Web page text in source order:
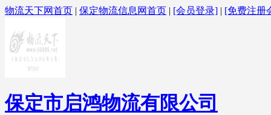
物流天下网首页 | 保定物流信息网首页 | [会员登录] | [免费注册
保定市启鸿物流有限公司